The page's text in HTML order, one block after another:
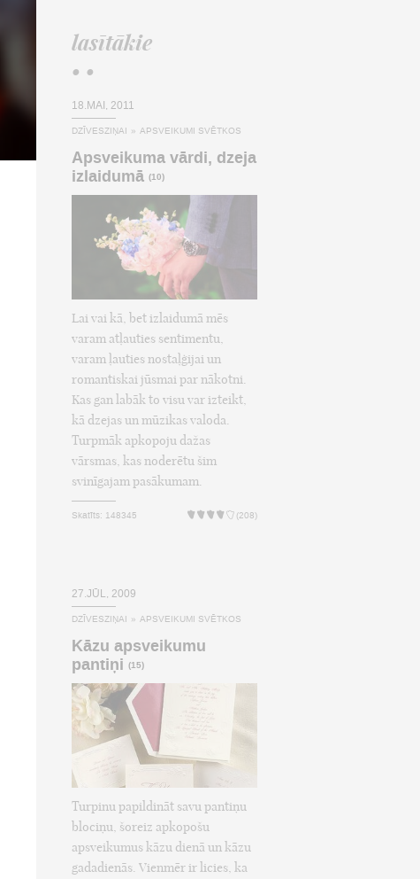
lasītākie
• •
18.MAI, 2011
DZĪVESZIŅAI » APSVEIKUMI SVĒTKOS
Apsveikuma vārdi, dzeja
izlaidumā (10)
Lai vai kā, bet izlaidumā mēs
varam atļauties sentimentu,
varam ļauties nostaļģijai un
romantiskai jūsmai par nākotni.
Kas gan labāk to visu var izteikt,
kā dzejas un mūzikas valoda.
Turpmāk apkopoju dažas
vārsmas, kas noderētu šim
svinīgajam pasākumam.
Skatīts: 148345 (208)
27.JŪL, 2009
DZĪVESZIŅAI » APSVEIKUMI SVĒTKOS
Kāzu apsveikumu
pantiņi (15)
Turpinu papildināt savu pantiņu
blociņu, šoreiz apkopošu
apsveikumus kāzu dienā un kāzu
gadadienās. Vienmēr ir licies, ka